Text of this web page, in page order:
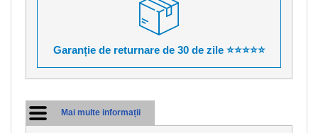
Garanție de returnare de 30 de zile ⭐⭐⭐⭐⭐
Mai multe informații